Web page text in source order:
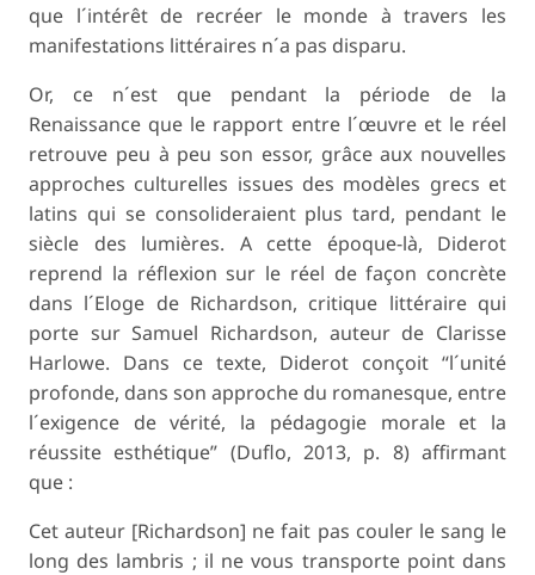
que l´intérêt de recréer le monde à travers les
manifestations littéraires n´a pas disparu.
Or, ce n´est que pendant la période de la
Renaissance que le rapport entre l´œuvre et le réel
retrouve peu à peu son essor, grâce aux nouvelles
approches culturelles issues des modèles grecs et
latins qui se consolideraient plus tard, pendant le
siècle des lumières. A cette époque-là, Diderot
reprend la réflexion sur le réel de façon concrète
dans l´Eloge de Richardson, critique littéraire qui
porte sur Samuel Richardson, auteur de Clarisse
Harlowe. Dans ce texte, Diderot conçoit “l´unité
profonde, dans son approche du romanesque, entre
l´exigence de vérité, la pédagogie morale et la
réussite esthétique” (Duflo, 2013, p. 8) affirmant
que :
Cet auteur [Richardson] ne fait pas couler le sang le
long des lambris ; il ne vous transporte point dans